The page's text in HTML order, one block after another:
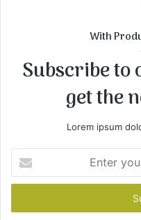
With
Subscribe
get the
Lorem ipsum
t
r